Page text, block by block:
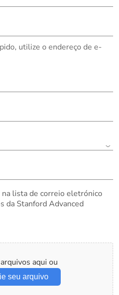
utilize o endereço de e-
lista de correio eletrónico
da Stanford Advanced
aqui ou
seu arquivo